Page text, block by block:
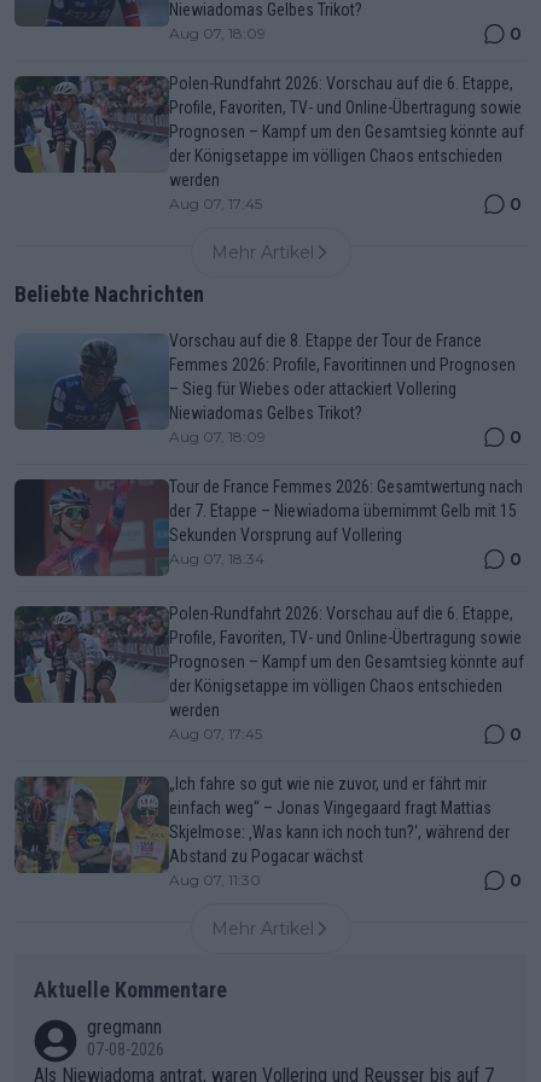
Niewiadomas Gelbes Trikot?
Aug 07, 18:09 0
Polen-Rundfahrt 2026: Vorschau auf die 6. Etappe,
Profile, Favoriten, TV- und Online-Übertragung sowie
Prognosen – Kampf um den Gesamtsieg könnte auf
der Königsetappe im völligen Chaos entschieden
werden
Aug 07, 17:45 0
Mehr Artikel
Beliebte Nachrichten
Vorschau auf die 8. Etappe der Tour de France
Femmes 2026: Profile, Favoritinnen und Prognosen
– Sieg für Wiebes oder attackiert Vollering
Niewiadomas Gelbes Trikot?
Aug 07, 18:09 0
Tour de France Femmes 2026: Gesamtwertung nach
der 7. Etappe – Niewiadoma übernimmt Gelb mit 15
Sekunden Vorsprung auf Vollering
Aug 07, 18:34 0
Polen-Rundfahrt 2026: Vorschau auf die 6. Etappe,
Profile, Favoriten, TV- und Online-Übertragung sowie
Prognosen – Kampf um den Gesamtsieg könnte auf
der Königsetappe im völligen Chaos entschieden
werden
Aug 07, 17:45 0
„Ich fahre so gut wie nie zuvor, und er fährt mir
einfach weg“ – Jonas Vingegaard fragt Mattias
Skjelmose: ‚Was kann ich noch tun?‘, während der
Abstand zu Pogacar wächst
Aug 07, 11:30 0
Mehr Artikel
Aktuelle Kommentare
gregmann
07-08-2026
Als Niewiadoma antrat, waren Vollering und Reusser bis auf 7